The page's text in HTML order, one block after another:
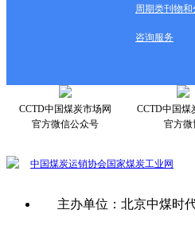
周期类刊物
咨询服务
CCTD中国煤炭市场网
官方微信公众号
CCTD中国煤
官方微
中国煤炭运销协会国家煤炭工业网
主办单位：北京中煤时